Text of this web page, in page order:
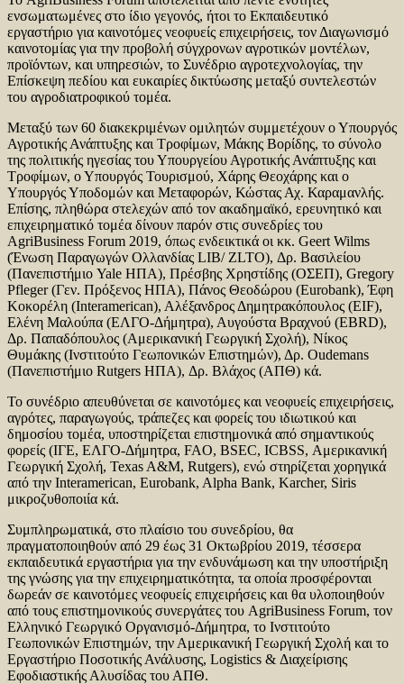
ενσωματωμένες στο ίδιο γεγονός, ήτοι το Εκπαιδευτικό
εργαστήριο για καινοτόμες νεοφυείς επιχειρήσεις, τον Διαγωνισμό
καινοτομίας για την προβολή σύγχρονων αγροτικών μοντέλων,
προϊόντων, και υπηρεσιών, το Συνέδριο αγροτεχνολογίας, την
Επίσκεψη πεδίου και ευκαιρίες δικτύωσης μεταξύ συντελεστών
του αγροδιατροφικού τομέα.
Μεταξύ των 60 διακεκριμένων ομιλητών συμμετέχουν ο Υπουργός
Αγροτικής Ανάπτυξης και Τροφίμων, Μάκης Βορίδης, το σύνολο
της πολιτικής ηγεσίας του Υπουργείου Αγροτικής Ανάπτυξης και
Τροφίμων, ο Υπουργός Τουρισμού, Χάρης Θεοχάρης και ο
Υπουργός Υποδομών και Μεταφορών, Κώστας Αχ. Καραμανλής.
Επίσης, πληθώρα στελεχών από τον ακαδημαϊκό, ερευνητικό και
επιχειρηματικό τομέα δίνουν παρόν στις συνεδρίες του
AgriBusiness Forum 2019, όπως ενδεικτικά οι κκ. Geert Wilms
(Ένωση Παραγωγών Ολλανδίας LIB/ ZLTO), Δρ. Βασιλείου
(Πανεπιστήμιο Yale ΗΠΑ), Πρέσβης Χρηστίδης (ΟΣΕΠ), Gregory
Pfleger (Γεν. Πρόξενος ΗΠΑ), Πάνος Θεοδώρου (Eurobank), Έφη
Κοκορέλη (Interamerican), Αλέξανδρος Δημητρακόπουλος (ΕIF),
Ελένη Μαλούπα (ΕΛΓΟ-Δήμητρα), Αυγούστα Βραχνού (EBRD),
Δρ. Παπαδόπουλος (Αμερικανική Γεωργική Σχολή), Νίκος
Θυμάκης (Ινστιτούτο Γεωπονικών Επιστημών), Δρ. Oudemans
(Πανεπιστήμιο Rutgers ΗΠΑ), Δρ. Βλάχος (ΑΠΘ) κά.
Το συνέδριο απευθύνεται σε καινοτόμες και νεοφυείς επιχειρήσεις,
αγρότες, παραγωγούς, τράπεζες και φορείς του ιδιωτικού και
δημοσίου τομέα, υποστηρίζεται επιστημονικά από σημαντικούς
φορείς (IΓΕ, ΕΛΓΟ-Δήμητρα, FAO, BSEC, ICBSS, Αμερικανική
Γεωργική Σχολή, Texas A&M, Rutgers), ενώ στηρίζεται χορηγικά
από την Interamerican, Eurobank, Alpha Bank, Karcher, Siris
μικροζυθοποιία κά.
Συμπληρωματικά, στο πλαίσιο του συνεδρίου, θα
πραγματοποιηθούν από 29 έως 31 Οκτωβρίου 2019, τέσσερα
εκπαιδευτικά εργαστήρια για την ενδυνάμωση και την υποστήριξη
της γνώσης για την επιχειρηματικότητα, τα οποία προσφέρονται
δωρεάν σε καινοτόμες νεοφυείς επιχειρήσεις και θα υλοποιηθούν
από τους επιστημονικούς συνεργάτες του AgriBusiness Forum, τον
Ελληνικό Γεωργικό Οργανισμό-Δήμητρα, το Ινστιτούτο
Γεωπονικών Επιστημών, την Αμερικανική Γεωργική Σχολή και το
Εργαστήριο Ποσοτικής Ανάλυσης, Logistics & Διαχείρισης
Εφοδιαστικής Αλυσίδας του ΑΠΘ.